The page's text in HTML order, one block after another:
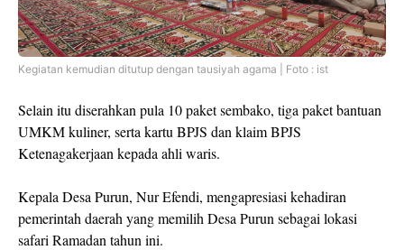
Kegiatan kemudian ditutup dengan tausiyah agama | Foto : ist
Selain itu diserahkan pula 10 paket sembako, tiga paket bantuan
UMKM kuliner, serta kartu BPJS dan klaim BPJS
Ketenagakerjaan kepada ahli waris.
Kepala Desa Purun, Nur Efendi, mengapresiasi kehadiran
pemerintah daerah yang memilih Desa Purun sebagai lokasi
safari Ramadan tahun ini.